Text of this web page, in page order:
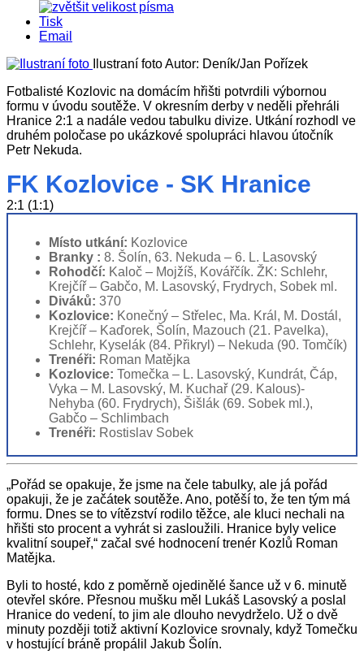
Tisk
Email
Ilustraní fotoAutor: Deník/Jan Pořízek
Fotbalisté Kozlovic na domácím hřišti potvrdili výbornou
formu v úvodu soutěže. V okresním derby v neděli přehráli
Hranice 2:1 a nadále vedou tabulku divize. Utkání rozhodl ve
druhém poločase po ukázkové spolupráci hlavou útočník
Petr Nekuda.
FK Kozlovice - SK Hranice
2:1 (1:1)
Místo utkání: Kozlovice
Branky : 8. Šolín, 63. Nekuda – 6. L. Lasovský
Rohodčí: Kaloč – Mojžíš, Kovářčík. ŽK: Schlehr,
Krejčíř – Gabčo, M. Lasovský, Frydrych, Sobek ml.
Diváků: 370
Kozlovice: Konečný – Střelec, Ma. Král, M. Dostál,
Krejčíř – Kaďorek, Šolín, Mazouch (21. Pavelka),
Schlehr, Kyselák (84. Přikryl) – Nekuda (90. Tomčík)
Trenéři: Roman Matějka
Kozlovice: Tomečka – L. Lasovský, Kundrát, Čáp,
Vyka – M. Lasovský, M. Kuchař (29. Kalous)-
Nehyba (60. Frydrych), Šišlák (69. Sobek ml.),
Gabčo – Schlimbach
Trenéři: Rostislav Sobek
„Pořád se opakuje, že jsme na čele tabulky, ale já pořád
opakuji, že je začátek soutěže. Ano, potěší to, že ten tým má
formu. Dnes se to vítězství rodilo těžce, ale kluci nechali na
hřišti sto procent a vyhrát si zasloužili. Hranice byly velice
kvalitní soupeř,“ začal své hodnocení trenér Kozlů Roman
Matějka.
Byli to hosté, kdo z poměrně ojedinělé šance už v 6. minutě
otevřel skóre. Přesnou mušku měl Lukáš Lasovský a poslal
Hranice do vedení, to jim ale dlouho nevydrželo. Už o dvě
minuty později totiž aktivní Kozlovice srovnaly, když Tomečku
v hostující bráně propálil Jakub Šolín.